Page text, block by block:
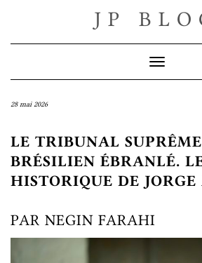
JP
Toggle
28 mai 2026
LE TRIBUNAL
BRÉSILIEN ÉBRANLÉ.
HISTORIQUE DE JORGE
PAR NEGIN FARAHI